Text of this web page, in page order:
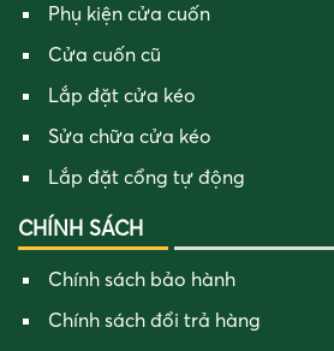
Phụ kiện cửa cuốn
Cửa cuốn cũ
Lắp đặt cửa kéo
Sửa chữa cửa kéo
Lắp đặt cổng tự động
CHÍNH SÁCH
Chính sách bảo hành
Chính sách đổi trả hàng